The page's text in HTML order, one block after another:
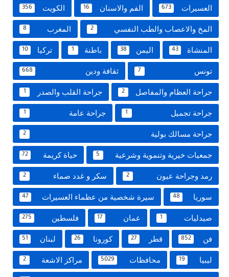
العسيرات 673 الفم والاسنان 16 الكويت 356
المخ والاعصاب والطب النفسي 2 المغرب 8
المنشاة 43 اليمن 38 باطنة 1 تركيا 10
تونس 7 ثقافة ودين 668
جراحة العظام والمفاصل 2 جراحة القلب والصدر 1
جراحة تجميل 1 جراحة عامة 1
جراحة مسالك بولية 2
جمعيات خيرية وتنموية وشرعية 5 حياة كريمة 72
رمد وجراحة عيون 2 سكر و غدد صماء 2
سوريا 48 سيرة شخصية من عظماء العسيرات 47
صيدليات 1 عمان 17 فلسطين 275
فن 852 قطر 27 كورونا 26 لبنان 51
ليبيا 19 محافظات 5029 مراكز الاشعة 2